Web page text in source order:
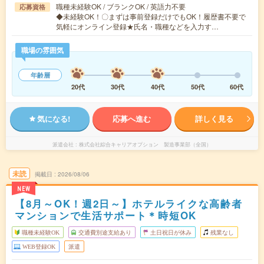
応募資格
職種未経験OK / ブランクOK / 英語力不要
◆未経験OK！〇まずは事前登録だけでもOK！履歴書不要で
気軽にオンライン登録★氏名・職種などを入力す…
職場の雰囲気
年齢層
20代
30代 40代 50代 60代
気になる! 応募へ進む 詳しく見る
派遣会社 株式会社綜合キャリアオプション 製造事業部（全国）
未読
NEW
掲載日 2026/08/06
【8月～OK！週2日～】ホテルライクな高齢者
マンションで生活サポート＊時短OK
職種未経験OK 交通費別途支給あり 土日祝日が休み 残業なし
WEB登録OK 派遣